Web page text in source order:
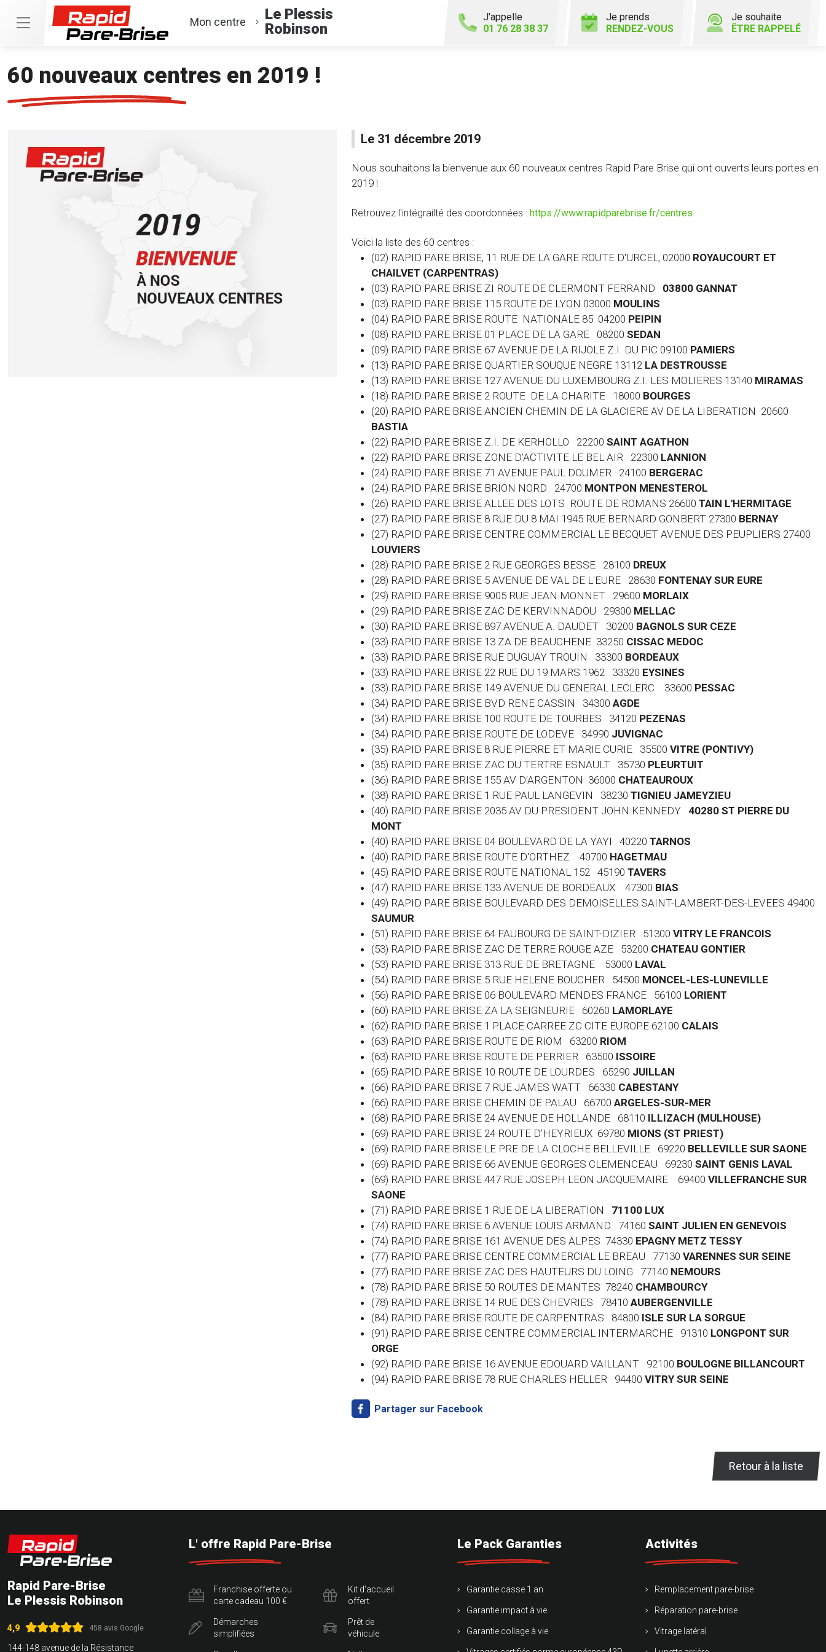
Mon centre
Le Plessis
Robinson
J'appelle
01 76 28 38 37
Je prends
RENDEZ-VOUS
Je souhaite
ÊTRE RAPPELÉ
60 nouveaux centres en 2019 !
Le 31 décembre 2019
Nous souhaitons la bienvenue aux 60 nouveaux centres Rapid Pare Brise qui ont ouverts leurs portes en
2019 !
Retrouvez l'intégrailté des coordonnées : https://www.rapidparebrise.fr/centres
Voici la liste des 60 centres :
(02) RAPID PARE BRISE, 11 RUE DE LA GARE ROUTE D'URCEL, 02000 ROYAUCOURT ET
CHAILVET (CARPENTRAS)
(03) RAPID PARE BRISE ZI ROUTE DE CLERMONT FERRAND 03800 GANNAT
(03) RAPID PARE BRISE 115 ROUTE DE LYON 03000 MOULINS
(04) RAPID PARE BRISE ROUTE NATIONALE 85 04200 PEIPIN
(08) RAPID PARE BRISE 01 PLACE DE LA GARE 08200 SEDAN
(09) RAPID PARE BRISE 67 AVENUE DE LA RIJOLE Z.I. DU PIC 09100 PAMIERS
(13) RAPID PARE BRISE QUARTIER SOUQUE NEGRE 13112 LA DESTROUSSE
(13) RAPID PARE BRISE 127 AVENUE DU LUXEMBOURG Z.I. LES MOLIERES 13140 MIRAMAS
(18) RAPID PARE BRISE 2 ROUTE DE LA CHARITE 18000 BOURGES
(20) RAPID PARE BRISE ANCIEN CHEMIN DE LA GLACIERE AV DE LA LIBERATION 20600
BASTIA
(22) RAPID PARE BRISE Z.I. DE KERHOLLO 22200 SAINT AGATHON
(22) RAPID PARE BRISE ZONE D'ACTIVITE LE BEL AIR 22300 LANNION
(24) RAPID PARE BRISE 71 AVENUE PAUL DOUMER 24100 BERGERAC
(24) RAPID PARE BRISE BRION NORD 24700 MONTPON MENESTEROL
(26) RAPID PARE BRISE ALLEE DES LOTS ROUTE DE ROMANS 26600 TAIN L'HERMITAGE
(27) RAPID PARE BRISE 8 RUE DU 8 MAI 1945 RUE BERNARD GONBERT 27300 BERNAY
(27) RAPID PARE BRISE CENTRE COMMERCIAL LE BECQUET AVENUE DES PEUPLIERS 27400
LOUVIERS
(28) RAPID PARE BRISE 2 RUE GEORGES BESSE 28100 DREUX
(28) RAPID PARE BRISE 5 AVENUE DE VAL DE L'EURE 28630 FONTENAY SUR EURE
(29) RAPID PARE BRISE 9005 RUE JEAN MONNET 29600 MORLAIX
(29) RAPID PARE BRISE ZAC DE KERVINNADOU 29300 MELLAC
(30) RAPID PARE BRISE 897 AVENUE A. DAUDET 30200 BAGNOLS SUR CEZE
(33) RAPID PARE BRISE 13 ZA DE BEAUCHENE 33250 CISSAC MEDOC
(33) RAPID PARE BRISE RUE DUGUAY TROUIN 33300 BORDEAUX
(33) RAPID PARE BRISE 22 RUE DU 19 MARS 1962 33320 EYSINES
(33) RAPID PARE BRISE 149 AVENUE DU GENERAL LECLERC 33600 PESSAC
(34) RAPID PARE BRISE BVD RENE CASSIN 34300 AGDE
(34) RAPID PARE BRISE 100 ROUTE DE TOURBES 34120 PEZENAS
(34) RAPID PARE BRISE ROUTE DE LODEVE 34990 JUVIGNAC
(35) RAPID PARE BRISE 8 RUE PIERRE ET MARIE CURIE 35500 VITRE (PONTIVY)
(35) RAPID PARE BRISE ZAC DU TERTRE ESNAULT 35730 PLEURTUIT
(36) RAPID PARE BRISE 155 AV D'ARGENTON 36000 CHATEAUROUX
(38) RAPID PARE BRISE 1 RUE PAUL LANGEVIN 38230 TIGNIEU JAMEYZIEU
(40) RAPID PARE BRISE 2035 AV DU PRESIDENT JOHN KENNEDY
40280 ST PIERRE DU
MONT
(40) RAPID PARE BRISE 04 BOULEVARD DE LA YAYI 40220 TARNOS
(40) RAPID PARE BRISE ROUTE D'ORTHEZ 40700 HAGETMAU
(45) RAPID PARE BRISE ROUTE NATIONAL 152 45190 TAVERS
(47) RAPID PARE BRISE 133 AVENUE DE BORDEAUX 47300 BIAS
(49) RAPID PARE BRISE BOULEVARD DES DEMOISELLES SAINT-LAMBERT-DES-LEVEES 49400
SAUMUR
(51) RAPID PARE BRISE 64 FAUBOURG DE SAINT-DIZIER 51300 VITRY LE FRANCOIS
(53) RAPID PARE BRISE ZAC DE TERRE ROUGE AZE 53200 CHATEAU GONTIER
(53) RAPID PARE BRISE 313 RUE DE BRETAGNE 53000 LAVAL
(54) RAPID PARE BRISE 5 RUE HELENE BOUCHER 54500 MONCEL-LES-LUNEVILLE
(56) RAPID PARE BRISE 06 BOULEVARD MENDES FRANCE 56100 LORIENT
(60) RAPID PARE BRISE ZA LA SEIGNEURIE 60260 LAMORLAYE
(62) RAPID PARE BRISE 1 PLACE CARREE ZC CITE EUROPE 62100 CALAIS
(63) RAPID PARE BRISE ROUTE DE RIOM 63200 RIOM
(63) RAPID PARE BRISE ROUTE DE PERRIER 63500 ISSOIRE
(65) RAPID PARE BRISE 10 ROUTE DE LOURDES 65290 JUILLAN
(66) RAPID PARE BRISE 7 RUE JAMES WATT 66330 CABESTANY
(66) RAPID PARE BRISE CHEMIN DE PALAU 66700 ARGELES-SUR-MER
(68) RAPID PARE BRISE 24 AVENUE DE HOLLANDE 68110 ILLIZACH (MULHOUSE)
(69) RAPID PARE BRISE 24 ROUTE D'HEYRIEUX 69780 MIONS (ST PRIEST)
(69) RAPID PARE BRISE LE PRE DE LA CLOCHE BELLEVILLE 69220 BELLEVILLE SUR SAONE
(69) RAPID PARE BRISE 66 AVENUE GEORGES CLEMENCEAU 69230 SAINT GENIS LAVAL
(69) RAPID PARE BRISE 447 RUE JOSEPH LEON JACQUEMAIRE 69400 VILLEFRANCHE SUR
SAONE
(71) RAPID PARE BRISE 1 RUE DE LA LIBERATION
71100 LUX
(74) RAPID PARE BRISE 6 AVENUE LOUIS ARMAND 74160 SAINT JULIEN EN GENEVOIS
(74) RAPID PARE BRISE 161 AVENUE DES ALPES 74330 EPAGNY METZ TESSY
(77) RAPID PARE BRISE CENTRE COMMERCIAL LE BREAU 77130 VARENNES SUR SEINE
(77) RAPID PARE BRISE ZAC DES HAUTEURS DU LOING 77140 NEMOURS
(78) RAPID PARE BRISE 50 ROUTES DE MANTES 78240 CHAMBOURCY
(78) RAPID PARE BRISE 14 RUE DES CHEVRIES 78410 AUBERGENVILLE
(84) RAPID PARE BRISE ROUTE DE CARPENTRAS 84800 ISLE SUR LA SORGUE
(91) RAPID PARE BRISE CENTRE COMMERCIAL INTERMARCHE 91310 LONGPONT SUR
ORGE
(92) RAPID PARE BRISE 16 AVENUE EDOUARD VAILLANT 92100 BOULOGNE BILLANCOURT
(94) RAPID PARE BRISE 78 RUE CHARLES HELLER 94400 VITRY SUR SEINE
Partager sur Facebook
Retour à la liste
Rapid Pare-Brise
Le Plessis Robinson
4,9 458 avis Google
144-148 avenue de la Résistance
L' offre Rapid Pare-Brise
Franchise offerte ou
carte cadeau 100 €
Démarches
simplifiées
Kit d'accueil
offert
Prêt de
véhicule
Le Pack Garanties
Garantie casse 1 an
Garantie impact à vie
Garantie collage à vie
Activités
Remplacement pare-brise
Réparation pare-brise
Vitrage latéral